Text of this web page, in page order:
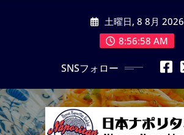
に
ス
キ
土曜日, 8 8月 2026
8:56:59 AM
SNSフォロー